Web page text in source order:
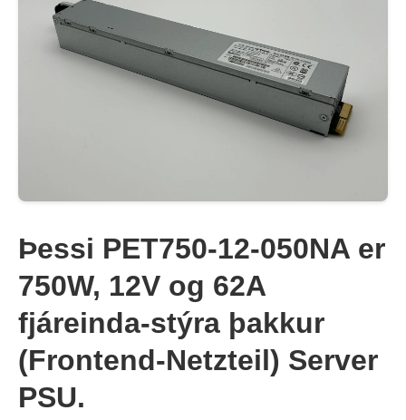
eBay-verslun
Þessi PET750-12-050NA er
750W, 12V og 62A
fjáreinda-stýra þakkur
(Frontend-Netzteil) Server
PSU.